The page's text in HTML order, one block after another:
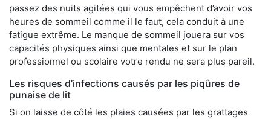
passez des nuits agitées qui vous empêchent d’avoir vos
heures de sommeil comme il le faut, cela conduit à une
fatigue extrême. Le manque de sommeil jouera sur vos
capacités physiques ainsi que mentales et sur le plan
professionnel ou scolaire votre rendu ne sera plus pareil.
Les risques d’infections causés par les piqûres de
punaise de lit
Si on laisse de côté les plaies causées par les grattages